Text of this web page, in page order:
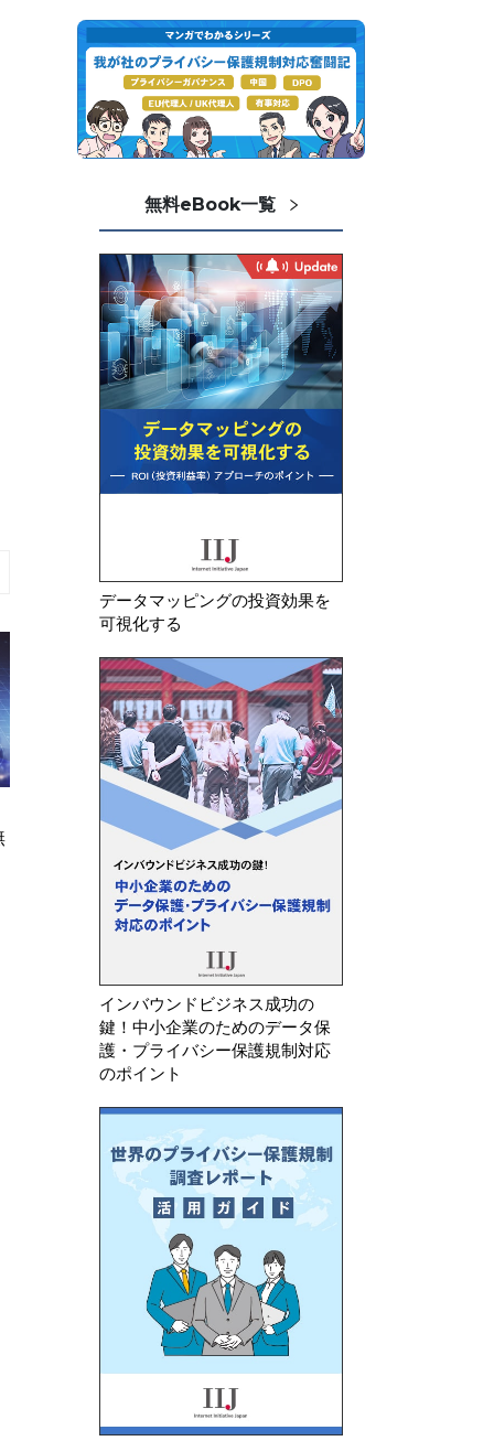
ニュージャージー州 データブロ
ーカー規制法が成立―センシティ
ブデータの販売禁止及びデ…
2026年 6月 18日
無料eBook一覧
データマッピングの投資効果を
可視化する
インバウンドビジネス成功の
鍵！中小企業のためのデータ保
護・プライバシー保護規制対応
のポイント